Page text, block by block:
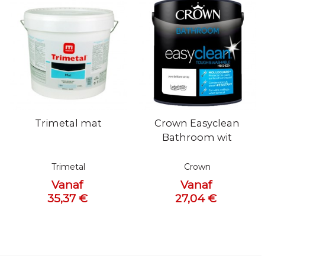
Snel bekijken
Trimetal mat
Trimetal
Vanaf
35,37 €
Snel bekijken
Crown Easyclean
Bathroom wit
Crown
Vanaf
27,04 €